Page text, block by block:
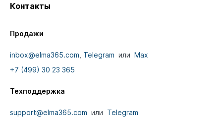
Контакты
Продажи
inbox@elma365.com Telegram или Max
+7 (499) 30 23 365
Техподдержка
support@elma365.com или Telegram